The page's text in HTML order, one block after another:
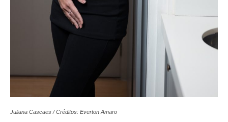
Juliana Cascaes / Créditos: Everton Amaro